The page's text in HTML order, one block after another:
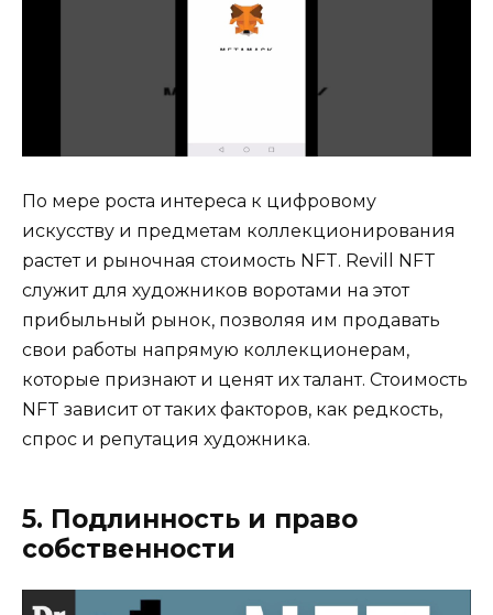
По мере роста интереса к цифровому
искусству и предметам коллекционирования
растет и рыночная стоимость NFT. Revill NFT
служит для художников воротами на этот
прибыльный рынок, позволяя им продавать
свои работы напрямую коллекционерам,
которые признают и ценят их талант. Стоимость
NFT зависит от таких факторов, как редкость,
спрос и репутация художника.
5. Подлинность и право
собственности